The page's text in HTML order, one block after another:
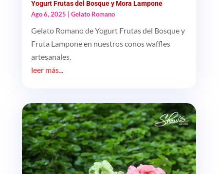
Yogurt Frutas del Bosque y Mora Lampone
Ago 6, 2025
Gelato Romano
Gelato Romano de Yogurt Frutas del Bosque y
Fruta Lampone en nuestros conos waffles
artesanales.
leer más...